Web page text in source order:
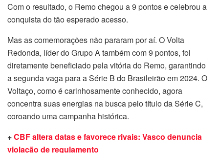
Com o resultado, o Remo chegou a 9 pontos e celebrou a
conquista do tão esperado acesso.
Mas as comemorações não pararam por aí. O Volta
Redonda, líder do Grupo A também com 9 pontos, foi
diretamente beneficiado pela vitória do Remo, garantindo
a segunda vaga para a Série B do Brasileirão em 2024. O
Voltaço, como é carinhosamente conhecido, agora
concentra suas energias na busca pelo título da Série C,
coroando uma campanha histórica.
+CBF altera datas e favorece rivais: Vasco denuncia
violação de regulamento